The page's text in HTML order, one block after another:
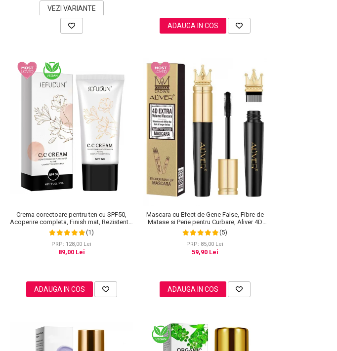
VEZI VARIANTE
ADAUGA IN COS
Crema corectoare pentru ten cu SPF50,
Acoperire completa, Finish mat, Rezistenta,
Anti Roseata, CC Cream Sefudun, 30 ml
(1)
PRP: 128,00 Lei
89,00 Lei
ADAUGA IN COS
Mascara cu Efect de Gene False, Fibre de
Matase si Perie pentru Curbare, Aliver 4D
Extra Volume, Waterproof, Negru,10 g
(5)
PRP: 85,00 Lei
59,90 Lei
ADAUGA IN COS